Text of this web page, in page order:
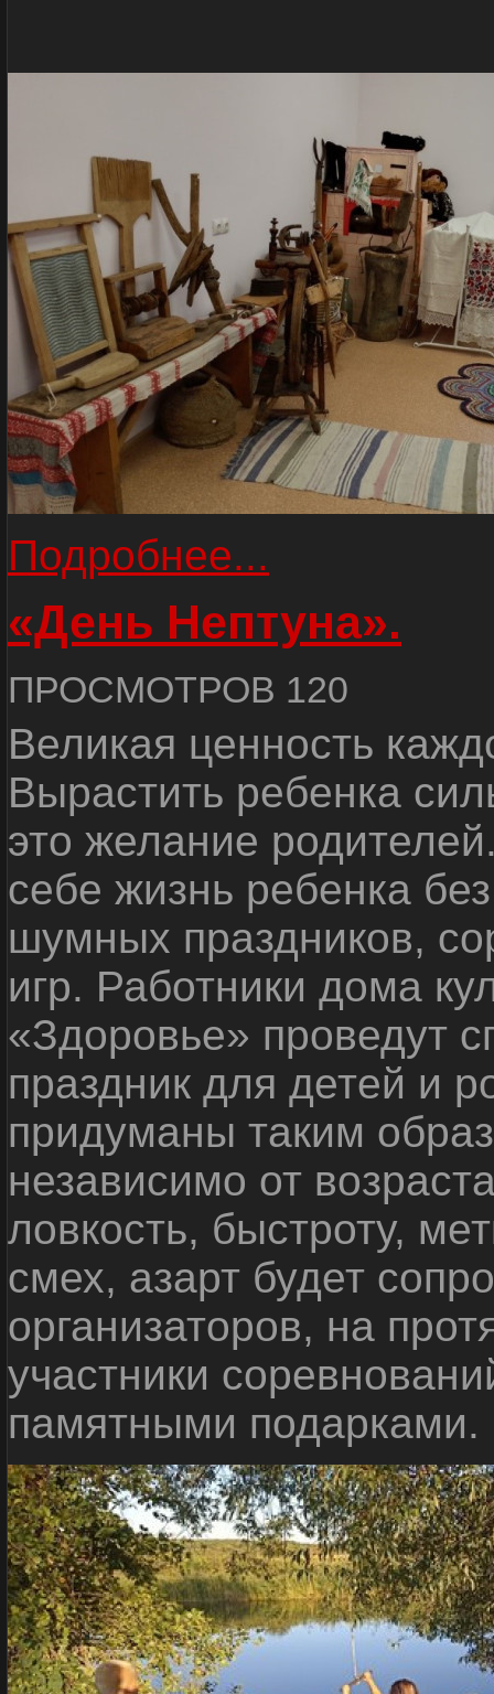
Подробнее...
«День Нептуна».
ПРОСМОТРОВ 120
Великая ценность
Вырастить ребенка
это желание
себе жизнь ребенка
шумных праздников,
игр. Работники дома
«Здоровье» проведут
праздник для детей и
придуманы таким
независимо от
ловкость, быстроту,
смех, азарт будет
организаторов, на
участники
памятными подарками.